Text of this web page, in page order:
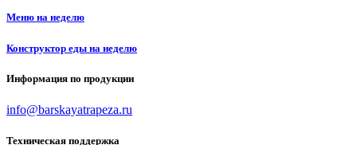
Меню на неделю
Конструктор еды на неделю
Информация по продукции
info@barskayatrapeza.ru
Техническая поддержка